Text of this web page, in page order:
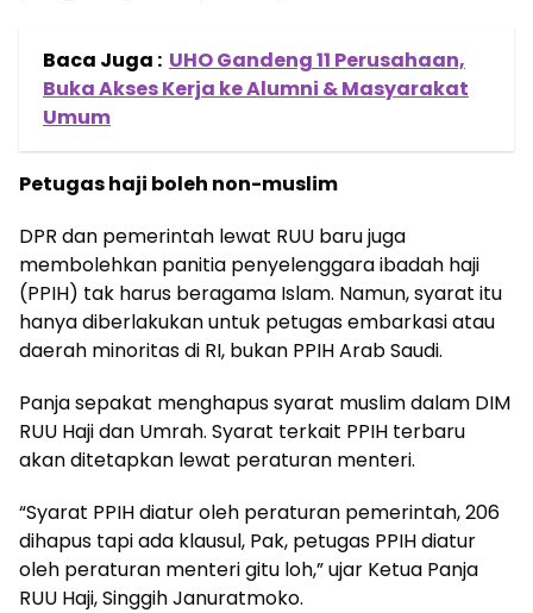
Baca Juga : UHO Gandeng 11 Perusahaan,
Buka Akses Kerja ke Alumni & Masyarakat
Umum
Petugas haji boleh non-muslim
DPR dan pemerintah lewat RUU baru juga
membolehkan panitia penyelenggara ibadah haji
(PPIH) tak harus beragama Islam. Namun, syarat itu
hanya diberlakukan untuk petugas embarkasi atau
daerah minoritas di RI, bukan PPIH Arab Saudi.
Panja sepakat menghapus syarat muslim dalam DIM
RUU Haji dan Umrah. Syarat terkait PPIH terbaru
akan ditetapkan lewat peraturan menteri.
“Syarat PPIH diatur oleh peraturan pemerintah, 206
dihapus tapi ada klausul, Pak, petugas PPIH diatur
oleh peraturan menteri gitu loh,” ujar Ketua Panja
RUU Haji, Singgih Januratmoko.